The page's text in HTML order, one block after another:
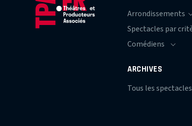
ARCHIVES
Tous les spectacles